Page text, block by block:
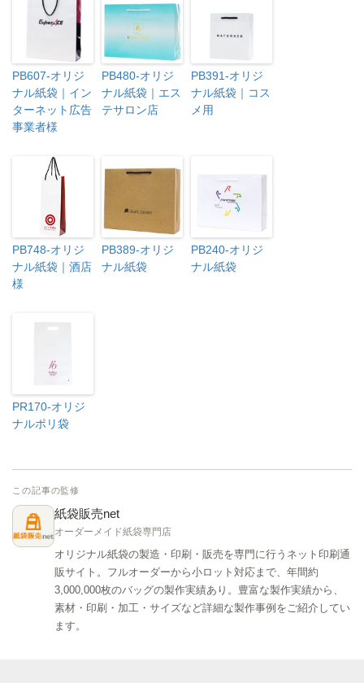
PB607-オリジ
ナル紙袋｜イン
ターネット広告
事業者様
PB480-オリジ
ナル紙袋｜エス
テサロン店
PB391-オリジ
ナル紙袋｜コス
メ用
PB748-オリジ
ナル紙袋｜酒店
様
PB389-オリジ
ナル紙袋
PB240-オリジ
ナル紙袋
PR170-オリジ
ナルポリ袋
この記事の監修
紙袋販売net
オーダーメイド紙袋専門店
オリジナル紙袋の製造・印刷・販売を専門に行うネット印刷通
販サイト。フルオーダーから小ロット対応まで、年間約
3,000,000枚のバッグの製作実績あり。豊富な製作実績から、
素材・印刷・加工・サイズなど詳細な製作事例をご紹介してい
ます。